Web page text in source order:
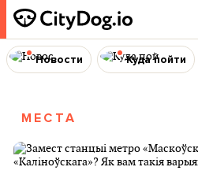
Новости Куда пойти
МЕСТА